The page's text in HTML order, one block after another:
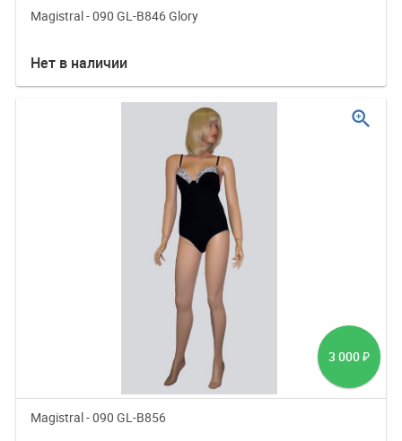
Magistral - 090 GL-B846 Glory
Нет в наличии
3 000 ₽
Magistral - 090 GL-B856
zoom_in